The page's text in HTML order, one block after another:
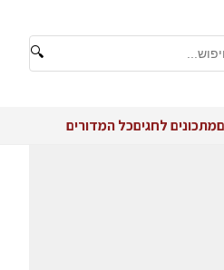
🔍
מתכונים לחגיםכל המדורים